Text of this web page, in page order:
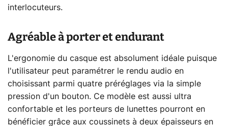
interlocuteurs.
Agréable à porter et endurant
L'ergonomie du casque est absolument idéale puisque
l'utilisateur peut paramétrer le rendu audio en
choisissant parmi quatre préréglages via la simple
pression d'un bouton. Ce modèle est aussi ultra
confortable et les porteurs de lunettes pourront en
bénéficier grâce aux coussinets à deux épaisseurs en